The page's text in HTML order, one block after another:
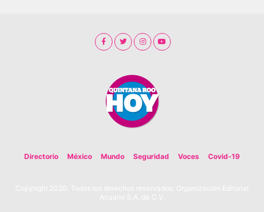
Directorio México Mundo Seguridad Voces Covid-19